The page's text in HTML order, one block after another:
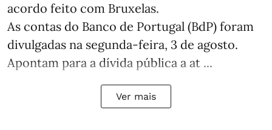
acordo feito com Bruxelas.
As contas do Banco de Portugal (BdP) foram
divulgadas na segunda-feira, 3 de agosto.
Apontam para a dívida pública a at ...
Ver mais